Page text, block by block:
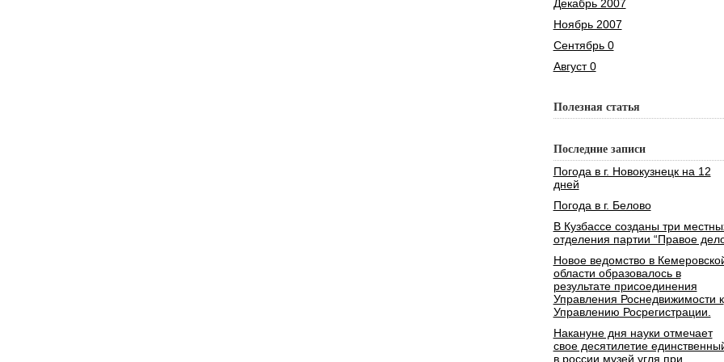
Декабрь 2007
Ноябрь 2007
Сентябрь 0
Август 0
Полезная статья
Последние записи
Погода в г. Новокузнецк на 12
дней
Погода в г. Белово
В Кузбассе созданы три
отделения партии “Правое
Новое ведомство в
области образовалось в
результате присоединения
Управления Роснедвижимости к
Управлению Росрегистрации.
Накануне дня науки отмечает
свое десятилетие
в россии музей угля при